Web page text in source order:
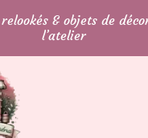
& objets de
l’atelier